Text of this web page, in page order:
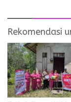
Rekomendasi